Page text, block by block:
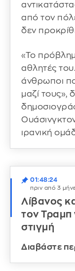
από τον
δεν
«Το
αθλητές
άνθρωποι
μαζί τους»,
ιρανική
01:48:24
πριν από 3
Λίβανος
τον Τραμπ
στιγμή
Διαβάστε